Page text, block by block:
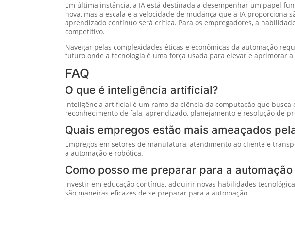
Em última instância, a IA está destinada a desempenhar um papel
nova, mas a escala e a velocidade de mudança que a IA
aprendizado contínuo será crítica. Para os empregadores, a
competitivo.
Navegar pelas complexidades éticas e econômicas da automação
futuro onde a tecnologia é uma força usada para elevar e aprimorar
FAQ
O que é inteligência artificial?
Inteligência artificial é um ramo da ciência da computação que
reconhecimento de fala, aprendizado, planejamento e resolução de
Quais empregos estão mais ameaçados
Empregos em setores de manufatura, atendimento ao cliente e
a automação e robótica.
Como posso me preparar para a
Investir em educação contínua, adquirir novas habilidades
são maneiras eficazes de se preparar para a automação.